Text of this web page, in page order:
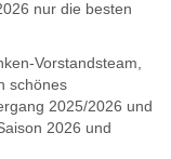
nur die besten
Vorstandsteam,
schönes
2025/2026 und
2026 und